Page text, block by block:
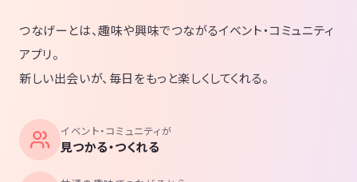
つなげーとは、趣味や興味でつながるイベント・コミュニティ
アプリ。
新しい出会いが、毎日をもっと楽しくしてくれる。
イベント・コミュニティが
見つかる・つくれる